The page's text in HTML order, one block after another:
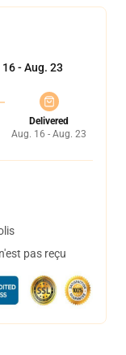
16 - Aug. 23
Delivered
Aug. 16 - Aug. 23
pas reçu